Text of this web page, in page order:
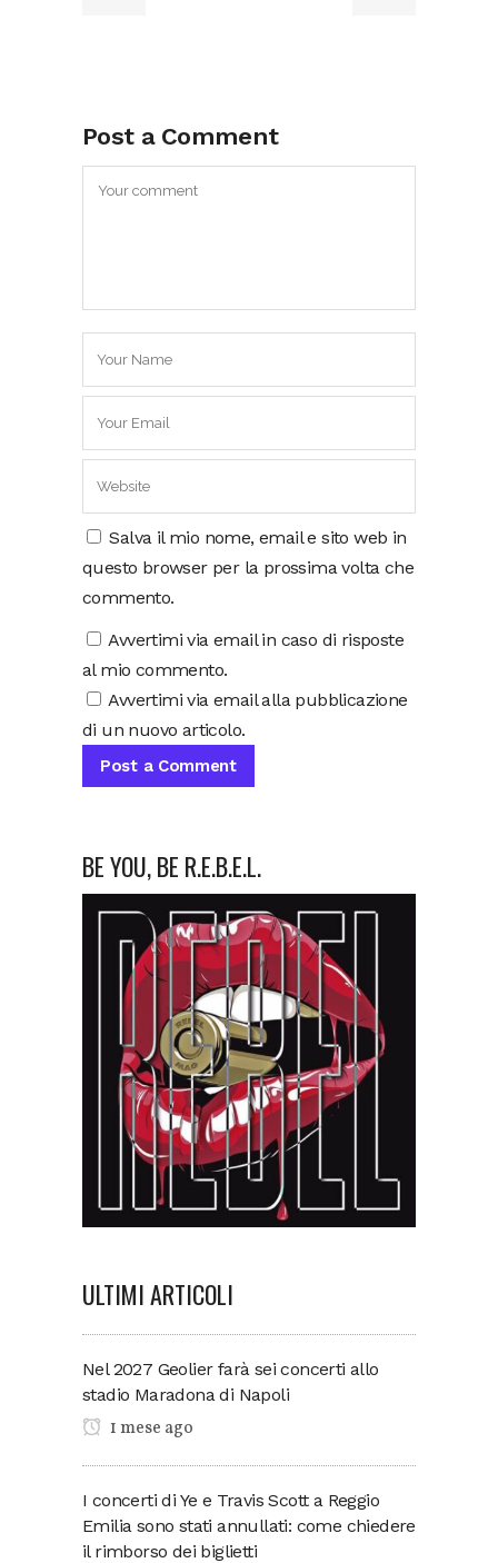
Post a Comment
Salva il mio nome, email e sito web in
questo browser per la prossima volta che
commento.
Avvertimi via email in caso di risposte
al mio commento.
Avvertimi via email alla pubblicazione
di un nuovo articolo.
BE YOU, BE R.E.B.E.L.
ULTIMI ARTICOLI
Nel 2027 Geolier farà sei concerti allo
stadio Maradona di Napoli
1 mese ago
I concerti di Ye e Travis Scott a Reggio
Emilia sono stati annullati: come chiedere
il rimborso dei biglietti